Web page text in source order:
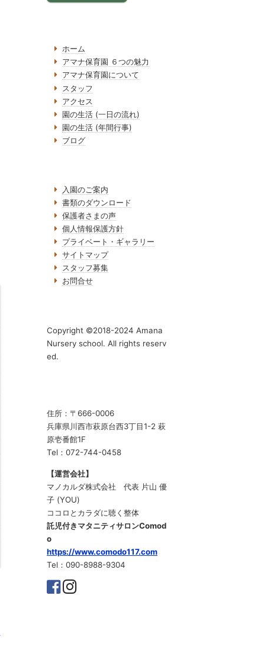
ホーム
アマナ保育園 ６つの魅力
アマナ保育園について
スタッフ
アクセス
園の生活 (一日の流れ)
園の生活 (年間行事)
ブログ
入園のご案内
書類のダウンロード
保護者さまの声
個人情報保護方針
プライベート・ギャラリー
サイトマップ
スタッフ募集
お問合せ
Copyright ©2018-2024 Amana
Nursery school. All rights reserv
ed.
住所：〒666-0006
兵庫県川西市萩原台西3丁目1-2 萩
原壱番館1F
Tel：072-744-0458
【運営会社】
マノカルダ株式会社 代表 片山 優
子 (YOU)
ココロとカラダに聴く整体
託児付きマタニティサロンComod
o
https://www.comodo117.com
Tel：090-8988-9304